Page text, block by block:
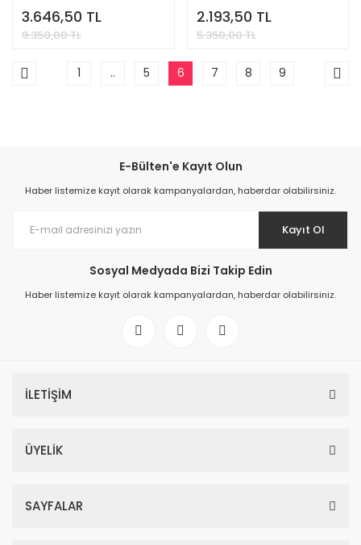
Parfüm 100 Ml
3.646,50 TL
9.350,00 TL
Ünisex Parfüm 70 Ml
2.193,50 TL
5.350,00 TL
1 .. 5 6 7 8 9
E-Bülten'e Kayıt Olun
Haber listemize kayıt olarak kampanyalardan, haberdar olabilirsiniz.
Kayıt Ol
Sosyal Medyada Bizi Takip Edin
Haber listemize kayıt olarak kampanyalardan, haberdar olabilirsiniz.
İLETİŞİM
ÜYELİK
SAYFALAR